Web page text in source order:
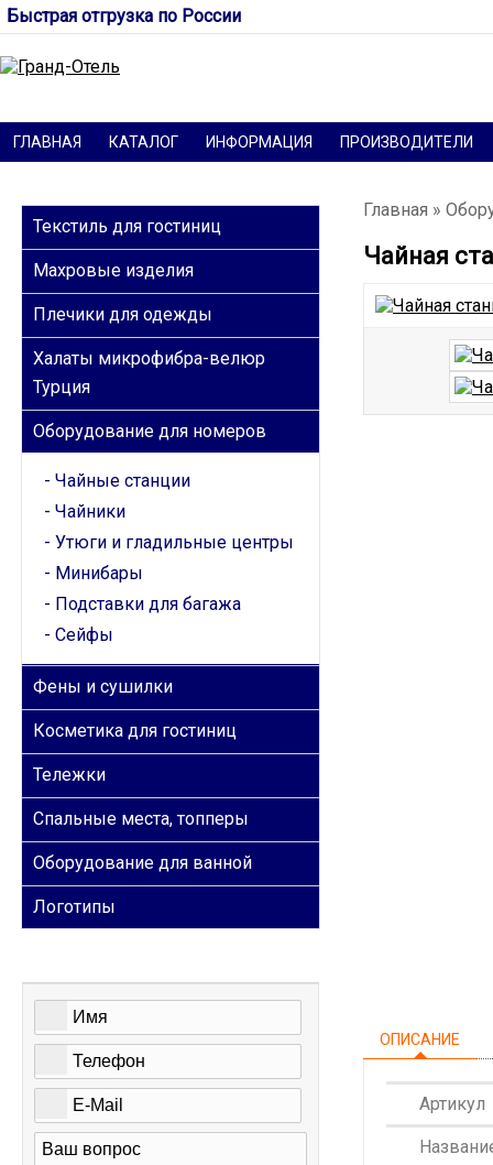
Быстрая отгрузка по России
ГЛАВНАЯ КАТАЛОГ ИНФОРМАЦИЯ ПРОИЗВОДИТЕЛИ
Текстиль для гостиниц
Махровые изделия
Плечики для одежды
Халаты микрофибра-велюр
Турция
Оборудование для номеров
Чайные станции
Чайники
Утюги и гладильные центры
Минибары
Подставки для багажа
Сейфы
Фены и сушилки
Косметика для гостиниц
Тележки
Спальные места, топперы
Оборудование для ванной
Логотипы
Главная »
Чайная
ОПИСАНИЕ
Артикул